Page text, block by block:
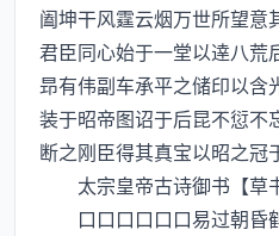
阖坤干风霆云烟万世所望意
君臣同心始于一堂以逹八荒
昻有伟副车承平之储印以含
装于昭帝图诏于后昆不愆不
断之刚臣得其真宝以昭之冠
太宗皇帝古诗御书【草书
口口口口口口易过朝昏